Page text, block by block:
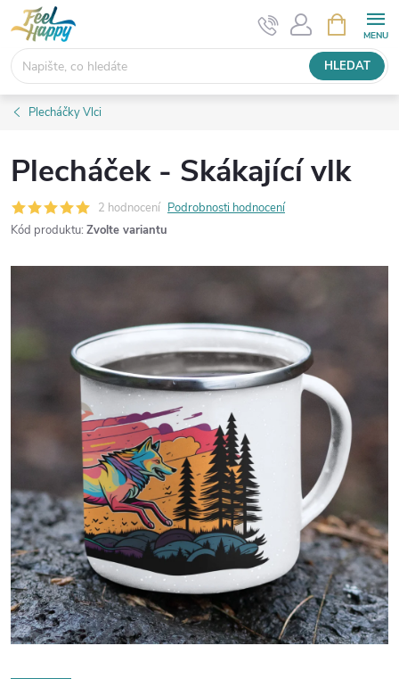
Přejít
na
obsah
HLEDAT
NÁKUPNÍ
KOŠÍK
Plecháčky Vlci
Plecháček - Skákající vlk
2 hodnocení Podrobnosti hodnocení
Kód produktu: Zvolte variantu